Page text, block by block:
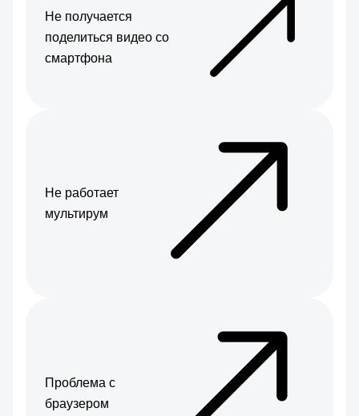
Не получается
поделиться видео со
смартфона
Не работает
мультирум
Проблема с
браузером